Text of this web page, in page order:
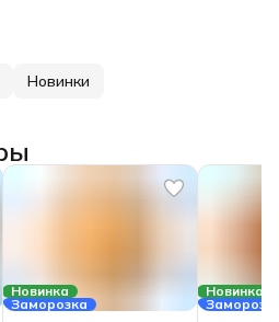
Новинки
Новинка
Заморозка
Новинка